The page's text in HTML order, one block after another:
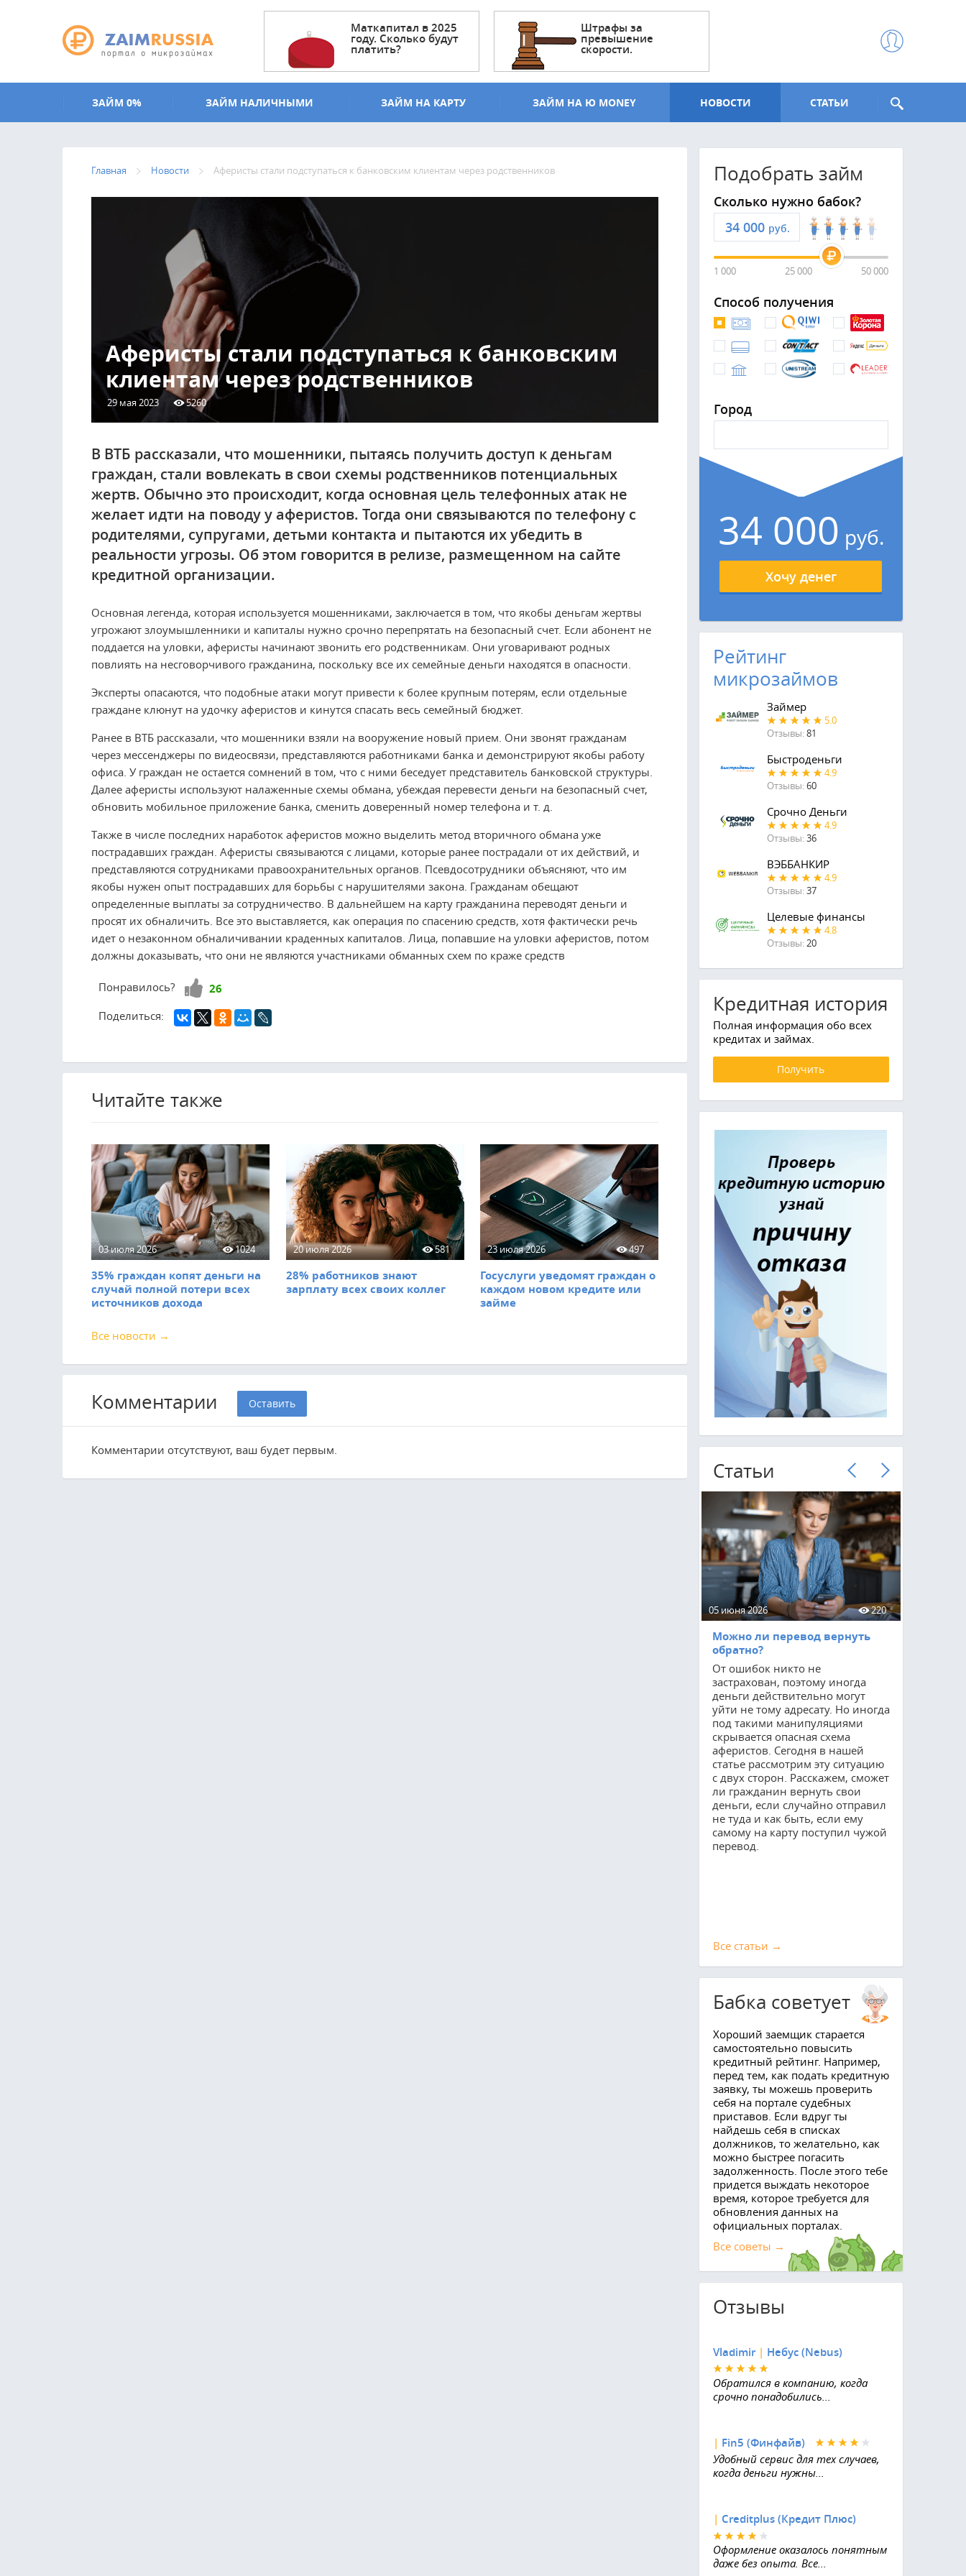
Маткапитал в 2025
году. Сколько будут
платить?
Штрафы за
превышение
скорости.
ЗАЙМ 0% ЗАЙМ НАЛИЧНЫМИ ЗАЙМ НА КАРТУ ЗАЙМ НА Ю MONEY НОВОСТИ СТАТЬИ
Главная Новости Аферисты стали подступаться к банковским клиентам через родственников
Аферисты стали подступаться к банковским
клиентам через родственников
29 мая 2023 5260
В ВТБ рассказали, что мошенники, пытаясь получить доступ к деньгам
граждан, стали вовлекать в свои схемы родственников потенциальных
жертв. Обычно это происходит, когда основная цель телефонных атак не
желает идти на поводу у аферистов. Тогда они связываются по телефону с
родителями, супругами, детьми контакта и пытаются их убедить в
реальности угрозы. Об этом говорится в релизе, размещенном на сайте
кредитной организации.
Основная легенда, которая используется мошенниками, заключается в том, что якобы деньгам жертвы
угрожают злоумышленники и капиталы нужно срочно перепрятать на безопасный счет. Если абонент не
поддается на уловки, аферисты начинают звонить его родственникам. Они уговаривают родных
повлиять на несговорчивого гражданина, поскольку все их семейные деньги находятся в опасности.
Эксперты опасаются, что подобные атаки могут привести к более крупным потерям, если отдельные
граждане клюнут на удочку аферистов и кинутся спасать весь семейный бюджет.
Ранее в ВТБ рассказали, что мошенники взяли на вооружение новый прием. Они звонят гражданам
через мессенджеры по видеосвязи, представляются работниками банка и демонстрируют якобы работу
офиса. У граждан не остается сомнений в том, что с ними беседует представитель банковской структуры.
Далее аферисты используют налаженные схемы обмана, убеждая перевести деньги на безопасный счет,
обновить мобильное приложение банка, сменить доверенный номер телефона и т. д.
Также в числе последних наработок аферистов можно выделить метод вторичного обмана уже
пострадавших граждан. Аферисты связываются с лицами, которые ранее пострадали от их действий, и
представляются сотрудниками правоохранительных органов. Псевдосотрудники объясняют, что им
якобы нужен опыт пострадавших для борьбы с нарушителями закона. Гражданам обещают
определенные выплаты за сотрудничество. В дальнейшем на карту гражданина переводят деньги и
просят их обналичить. Все это выставляется, как операция по спасению средств, хотя фактически речь
идет о незаконном обналичивании краденных капиталов. Лица, попавшие на уловки аферистов, потом
должны доказывать, что они не являются участниками обманных схем по краже средств
Понравилось? Нравится!
26
Поделиться:
Читайте также
03 июля 2026 1024
35% граждан копят деньги на
случай полной потери всех
источников дохода
20 июля 2026 581
28% работников знают
зарплату всех своих коллег
23 июля 2026 497
Госуслуги уведомят граждан о
каждом новом кредите или
займе
Все новости →
Комментарии Оставить
Комментарии отсутствуют, ваш будет первым.
Подобрать займ
Сколько нужно бабок?
руб.
1 000 25 000 50 000
Способ получения
Город
34 000 руб.
Хочу денег
Рейтинг
микрозаймов
Займер
5.0
Отзывы:81
Быстроденьги
4.9
Отзывы:60
Срочно Деньги
4.9
Отзывы:36
ВЭББАНКИР
4.9
Отзывы:37
Целевые финансы
4.8
Отзывы:20
Кредитная история
Полная информация обо всех
кредитах и займах.
Получить
Cтатьи
05 июня 2026 220
Можно ли перевод вернуть
обратно?
От ошибок никто не
застрахован, поэтому иногда
деньги действительно могут
уйти не тому адресату. Но иногда
под такими манипуляциями
скрывается опасная схема
аферистов. Сегодня в нашей
статье рассмотрим эту ситуацию
с двух сторон. Расскажем, сможет
ли гражданин вернуть свои
деньги, если случайно отправил
не туда и как быть, если ему
самому на карту поступил чужой
перевод.
Все cтатьи →
Бабка советует
​Хороший заемщик старается
самостоятельно повысить
кредитный рейтинг. Например,
перед тем, как подать кредитную
заявку, ты можешь проверить
себя на портале судебных
приставов. Если вдруг ты
найдешь себя в списках
должников, то желательно, как
можно быстрее погасить
задолженность. После этого тебе
придется выждать некоторое
время, которое требуется для
обновления данных на
официальных порталах.
Все советы →
Отзывы
Vladimir | Небус (Nebus)
Обратился в компанию, когда
срочно понадобились...
| Fin5 (Финфайв)
Удобный сервис для тех случаев,
когда деньги нужны...
| Creditplus (Кредит Плюс)
Оформление оказалось понятным
даже без опыта. Все...